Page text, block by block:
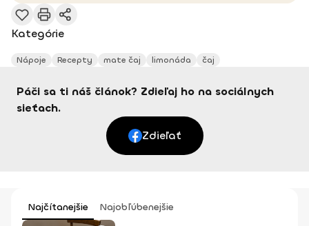
Kategórie
Nápoje Recepty mate čaj limonáda čaj
Páči sa ti náš článok? Zdieľaj ho na sociálnych
sieťach.
Zdieľať
Najčítanejšie Najobľúbenejšie